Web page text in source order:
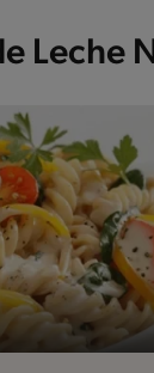
Leche